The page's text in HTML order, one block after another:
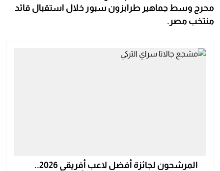
محرج وسط جماهير طرابزون سبور خلال استقبال قائد
منتخب مصر.
المرشحون لجائزة أفضل لاعب أفريقي 2026..